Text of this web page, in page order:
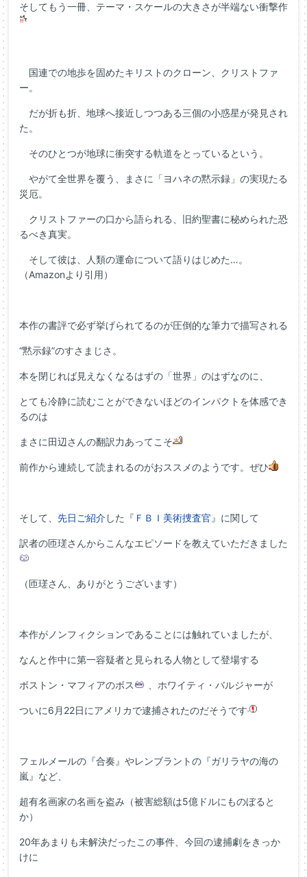
そしてもう一冊、テーマ・スケールの大きさが半端ない衝撃作
国連での地歩を固めたキリストのクローン、クリストファ
ー。
だが折も折、地球へ接近しつつある三個の小惑星が発見され
た。
そのひとつが地球に衝突する軌道をとっているという。
やがて全世界を覆う、まさに「ヨハネの黙示録」の実現たる
災厄。
クリストファーの口から語られる、旧約聖書に秘められた恐
るべき真実。
そして彼は、人類の運命について語りはじめた…。
（Amazonより引用）
本作の書評で必ず挙げられてるのが圧倒的な筆力で描写される
“黙示録”のすさまじさ。
本を閉じれば見えなくなるはずの「世界」のはずなのに、
とても冷静に読むことができないほどのインパクトを体感でき
るのは
まさに田辺さんの翻訳力あってこそ
前作から連続して読まれるのがおススメのようです。ぜひ
そして、 先日ご紹介した『 ＦＢＩ美術捜査官 』に関して
訳者の匝瑳さんからこんなエピソードを教えていただきました
（匝瑳さん、ありがとうございます）
本作がノンフィクションであることには触れていましたが、
なんと作中に第一容疑者と見られる人物として登場する
ボストン・マフィアのボス 、ホワイティ・バルジャーが
ついに6月22日にアメリカで逮捕されたのだそうです
フェルメールの『合奏』やレンブラントの『ガリラヤの海の
嵐』など、
超有名画家の名画を盗み（被害総額は5億ドルにものぼると
か）
20年あまりも未解決だったこの事件、今回の逮捕劇をきっか
けに